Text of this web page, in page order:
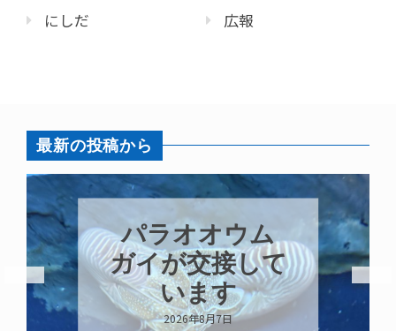
にしだ
広報
最新の投稿から
パラオオウム
ガイが交接して
います
2026年8月7日